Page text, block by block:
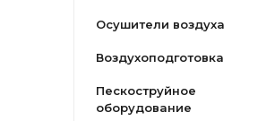
Осушители воздуха
Воздухоподготовка
Пескоструйное
оборудование